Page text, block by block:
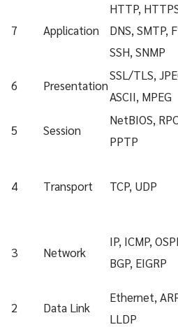
7 Application
HTTP,
DNS, SMTP,
SSH, SNMP
6 Presentation
SSL/TLS,
ASCII, MPEG
5 Session
NetBIOS,
PPTP
4 Transport TCP, UDP
3 Network
IP, ICMP,
BGP, EIGRP
2 Data Link
Ethernet,
LLDP